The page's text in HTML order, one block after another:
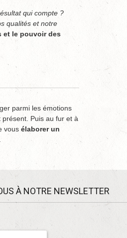
qui compte ?
qualités et notre
et le pouvoir des
parmi les émotions
Puis au fur et à
vous élaborer un
À NOTRE NEWSLETTER